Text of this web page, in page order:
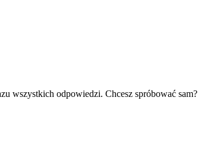
wszystkich odpowiedzi. Chcesz spróbować sam?